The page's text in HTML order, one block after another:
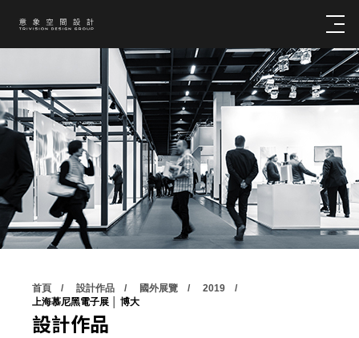
首頁 設計作品 國外展覽
2019
上海慕尼黑電子展 │ 博大
設計作品